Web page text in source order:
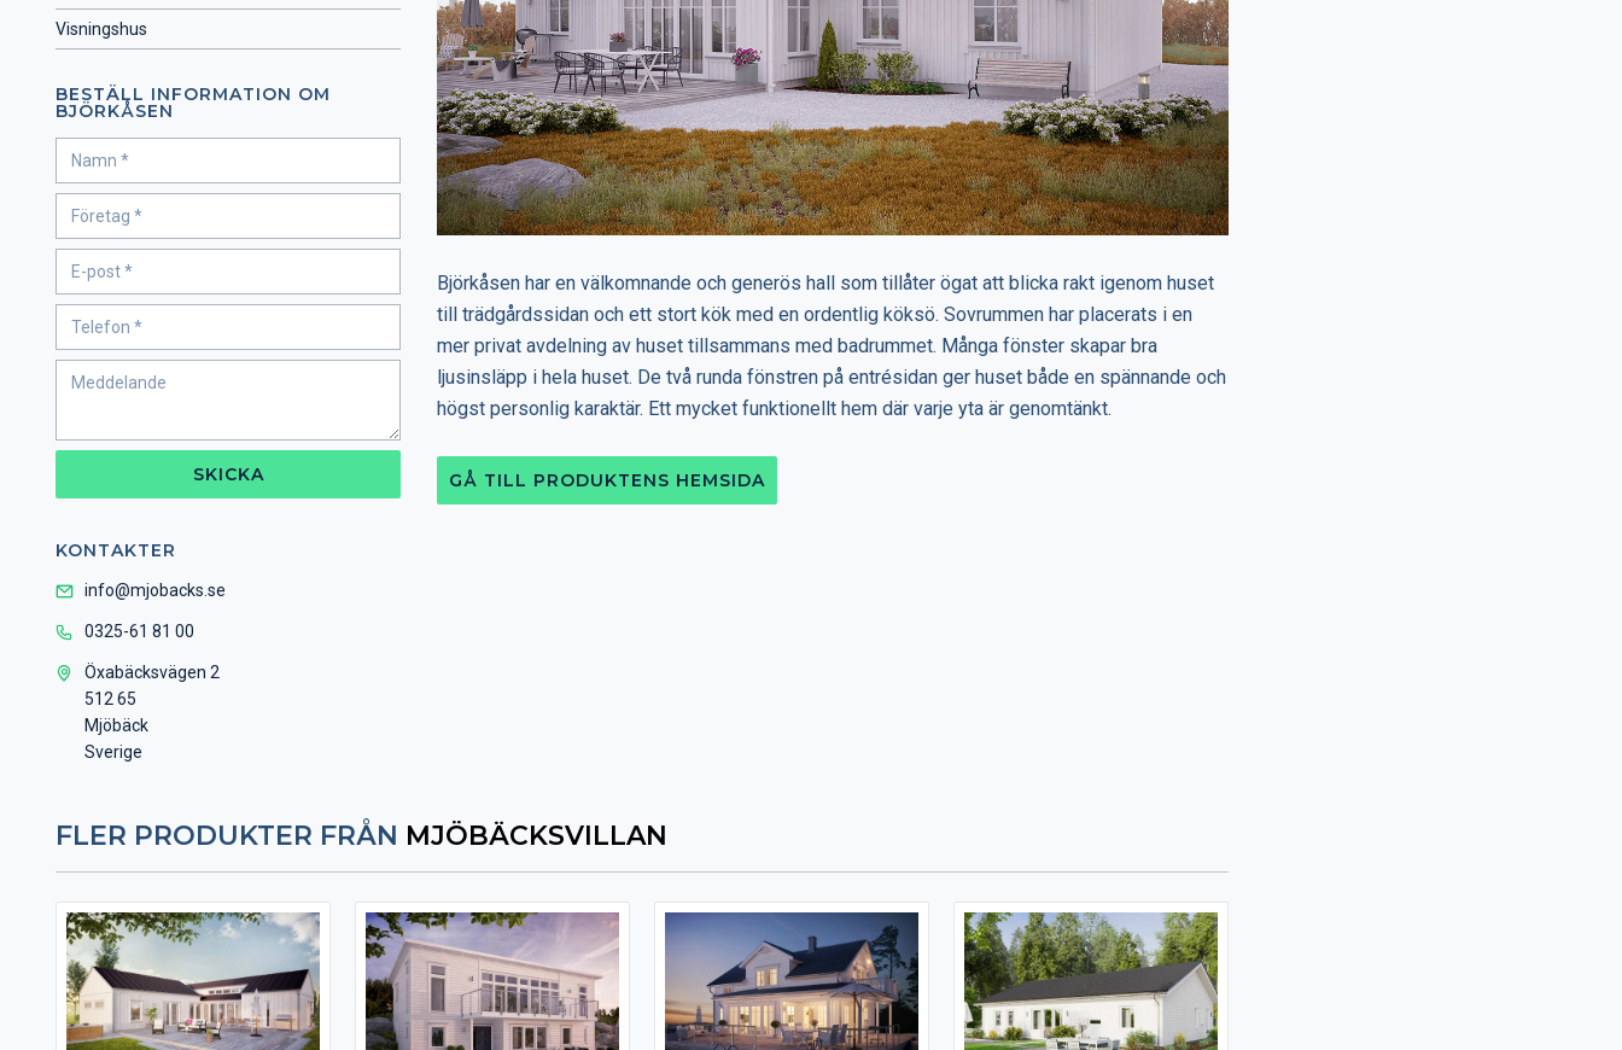
Visningshus
BESTÄLL INFORMATION OM
BJÖRKÅSEN
SKICKA
KONTAKTER
info@mjobacks.se
0325-61 81 00
Öxabäcksvägen 2
512 65
Mjöbäck
Sverige
Björkåsen har en välkomnande och generös hall som tillåter ögat att blicka rakt igenom huset
till trädgårdssidan och ett stort kök med en ordentlig köksö. Sovrummen har placerats i en
mer privat avdelning av huset tillsammans med badrummet. Många fönster skapar bra
ljusinsläpp i hela huset. De två runda fönstren på entrésidan ger huset både en spännande och
högst personlig karaktär. Ett mycket funktionellt hem där varje yta är genomtänkt.
GÅ TILL PRODUKTENS HEMSIDA
FLER PRODUKTER FRÅN MJÖBÄCKSVILLAN